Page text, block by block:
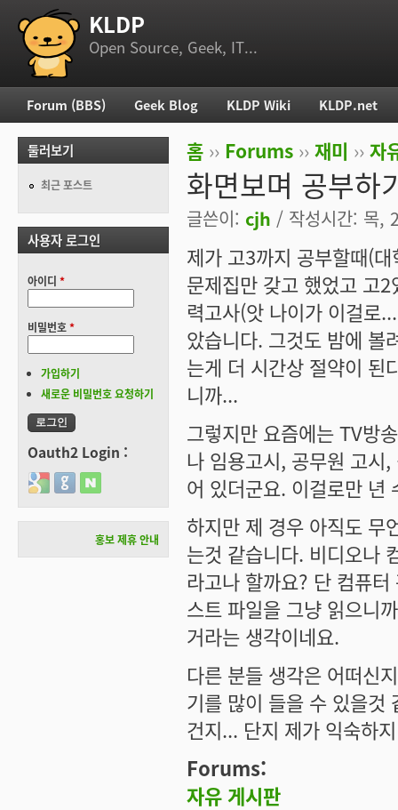
부 메뉴 KLDP
Open Source, Geek, IT...
현재 위치
홈 ›› Forums ›› 재미 ›› 자
화면보며 공부하
글쓴이: cjh / 작성시간: 목,
제가 고3까지 공부할때(
문제집만 갖고 했었고 고
력고사(앗 나이가 이걸로
았습니다. 그것도 밤에 볼
는게 더 시간상 절약이 된
니까...
그렇지만 요즘에는 TV방
나 임용고시, 공무원 고시
어 있더군요. 이걸로만 년
하지만 제 경우 아직도 무
는것 같습니다. 비디오나
라고나 할까요? 단 컴퓨
스트 파일을 그냥 읽으니
거라는 생각이네요.
다른 분들 생각은 어떠신
기를 많이 들을 수 있을것
건지... 단지 제가 익숙하
Forums:
자유 게시판
주 메뉴
Forum (BBS) Geek Blog KLDP Wiki KLDP.net
둘러보기
최근 포스트
사용자 로그인
아이디 *
비밀번호*
가입하기
새로운 비밀번호 요청하기
Oauth2 Login :
Login with Google
Login with GitHub
Login with Naver
홍보 제휴 안내